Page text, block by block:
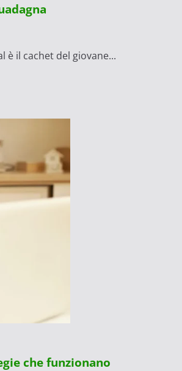
è il cachet del giovane...
che funzionano